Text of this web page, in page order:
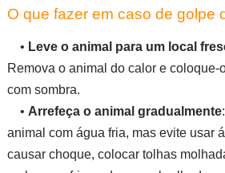
O que fazer em caso de golpe
• Leve o animal para um local
Remova o animal do calor e coloque-
com sombra.
• Arrefeça o animal gradualmente
animal com água fria, mas evite usar
causar choque, colocar tolhas